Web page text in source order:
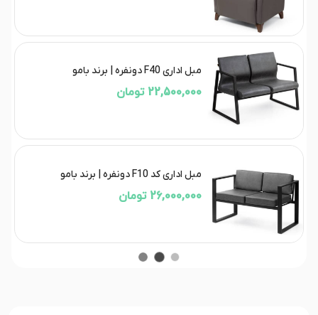
مبل اداری F40 دونفره | برند بامو
22,500,000 تومان
مبل اداری کد F10 دونفره | برند بامو
26,000,000 تومان